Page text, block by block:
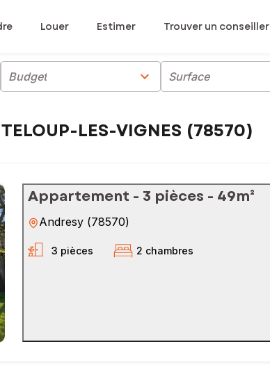
Louer Estimer Trouver un conseiller
Budget chevron_right Surface
LES-VIGNES (78570)
Appartement - 3 pièces - 49m²
Andresy (78570)
3 pièces 2 chambres